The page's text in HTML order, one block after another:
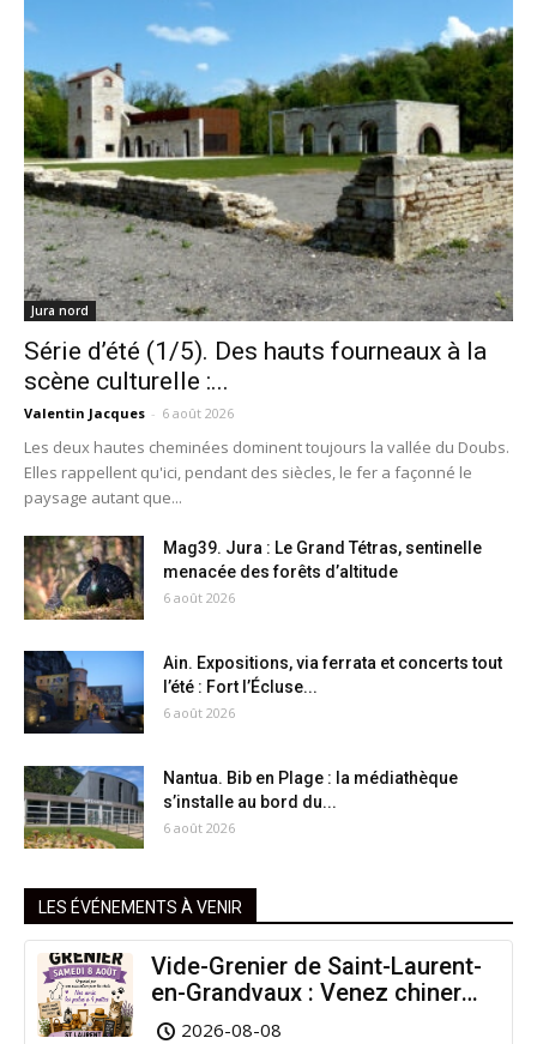
Jura nord
Série d’été (1/5). Des hauts fourneaux à la
scène culturelle :...
Valentin Jacques - 6 août 2026
Les deux hautes cheminées dominent toujours la vallée du Doubs.
Elles rappellent qu'ici, pendant des siècles, le fer a façonné le
paysage autant que...
Mag39. Jura : Le Grand Tétras, sentinelle
menacée des forêts d’altitude
6 août 2026
Ain. Expositions, via ferrata et concerts tout
l’été : Fort l’Écluse...
6 août 2026
Nantua. Bib en Plage : la médiathèque
s’installe au bord du...
6 août 2026
LES ÉVÉNEMENTS À VENIR
Vide-Grenier de Saint-Laurent-
en-Grandvaux : Venez chiner
pour la bonne cause !
2026-08-08